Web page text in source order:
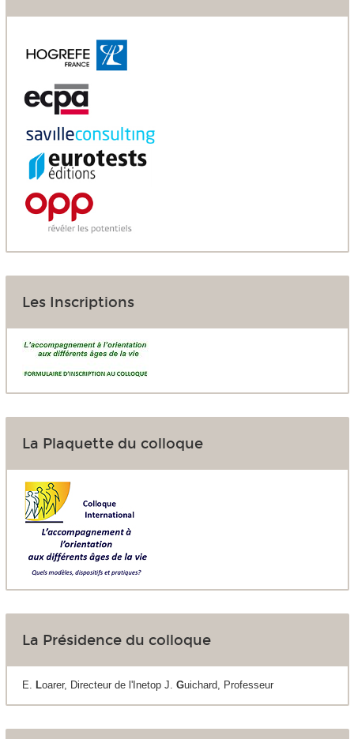
Les Inscriptions
La Plaquette du colloque
La Présidence du colloque
E. Loarer, Directeur de l'Inetop J. Guichard, Professeur